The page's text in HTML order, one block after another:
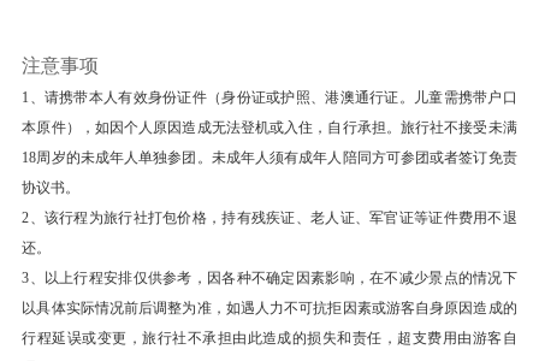
园以建筑艺术精湛著称，厅堂宏敞华丽，庭院富有
变化。欣赏留园三宝：冠云峰、楠木殿、鱼化石。
参观苏和盛博物馆。
中餐：五湖餐厅品尝苏州三白宴（还有神秘小礼品
赠送哦！如行程变动原因安排其它餐厅用餐则不送
车赴：桐乡乌镇(90KM,车程约1.5小时)。
【乌镇东栅景区】 (首道大门票 ；游览时长：90
分钟)【水乡乌镇】（游览约1.5小时），游览茅盾
注意事项
1、请携带本人有效身份证件（身份证或护照、港澳通行证。儿童需携带户口
本原件），如因个人原因造成无法登机或入住，自行承担。旅行社不接受未满
18周岁的未成年人单独参团。未成年人须有成年人陪同方可参团或者签订免责
协议书。
2、该行程为旅行社打包价格，持有残疾证、老人证、军官证等证件费用不退
还。
3、以上行程安排仅供参考，因各种不确定因素影响，在不减少景点的情况下
以具体实际情况前后调整为准，如遇人力不可抗拒因素或游客自身原因造成的
行程延误或变更，旅行社不承担由此造成的损失和责任，超支费用由游客自